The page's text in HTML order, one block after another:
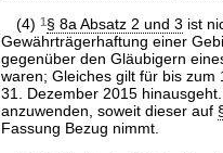
(4) 1 § 8a Absatz 2 und 3 ist
Gewährträgerhaftung einer
gegenüber den Gläubigern
waren; Gleiches gilt für bis
31. Dezember 2015 hinausgeht.
anzuwenden, soweit dieser auf
Fassung Bezug nimmt.